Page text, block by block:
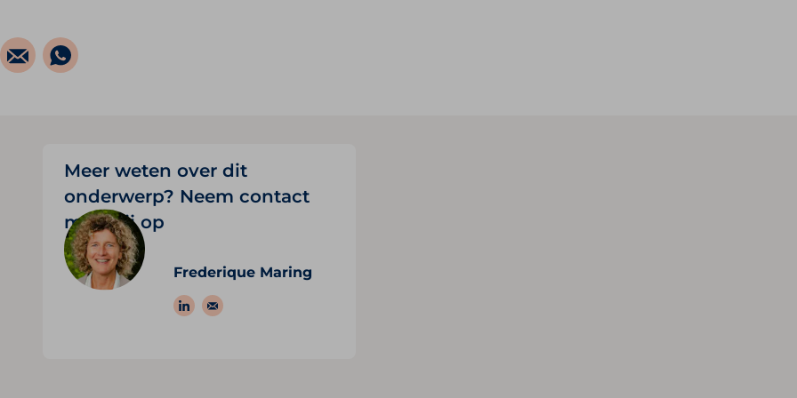
Meer weten over dit
onderwerp? Neem contact
met mij op
Frederique Maring
Volg ons op: LinkedIn
Stuur een e-mail